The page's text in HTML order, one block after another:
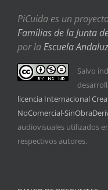
PiCuida es un
Familias de la Junta
por laEscuela
Salvo
licencia Internacional
NoComercial-
audiovisuales utilizados
respectivos autores.